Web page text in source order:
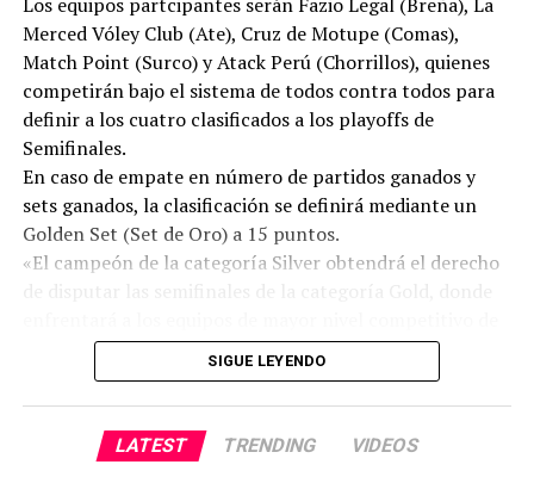
Por su parte, el equipo de vóley femenino, conformado
por 15 deportistas y liderado por el entrenador Rolando
Díaz, cerró una destacada participación al obtener el
tercer lugar en el reciente campeonato universitario,
reafirmando el crecimiento y competitividad del
deporte femenino vallejiano.
Merced Vóley Club (Ate), Cruz de Motupe (Comas),
Match Point (Surco) y Atack Perú (Chorrillos), quienes
competirán bajo el sistema de todos contra todos para
definir a los cuatro clasificados a los playoffs de
Semifinales.
En caso de empate en número de partidos ganados y
sets ganados, la clasificación se definirá mediante un
Golden Set (Set de Oro) a 15 puntos.
«El campeón de la categoría Silver obtendrá el derecho
la Liga Máster en busca de un lugar en la gran final.
«Queremos ofrecer una competencia de calidad que
permita seguir viviendo la pasión por el vóley. La
incorporación del Golden Set garantiza que cualquier
empate importante se resuelva dentro de la cancha y le
SIGUE LEYENDO
LATEST TRENDING VIDEOS